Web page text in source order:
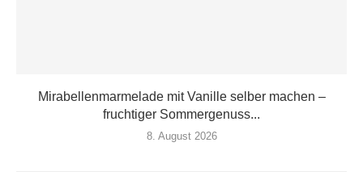
Mirabellenmarmelade mit Vanille selber machen –
fruchtiger Sommergenuss...
8. August 2026